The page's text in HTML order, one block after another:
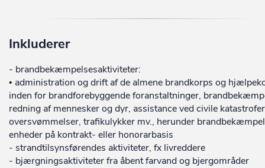
Inkluderer
- brandbekæmpelsesaktiviteter:
• administration og drift af de almene brandkorps og
inden for brandforebyggende foranstaltninger,
redning af mennesker og dyr, assistance ved civile
oversvømmelser, trafikulykker mv., herunder
enheder på kontrakt- eller honorarbasis
- strandtilsynsførendes aktiviteter, fx livreddere
- bjærgningsaktiviteter fra åbent farvand og bjergområder